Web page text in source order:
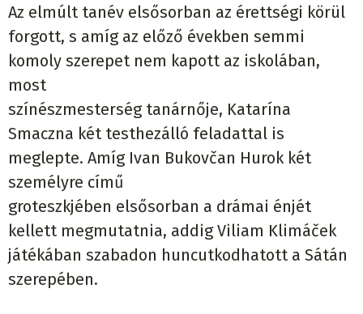
Az elmúlt tanév elsősorban az érettségi körül
forgott, s amíg az előző években semmi
komoly szerepet nem kapott az iskolában,
most
színészmesterség tanárnője, Katarína
Smaczna két testhezálló feladattal is
meglepte. Amíg Ivan Bukovčan Hurok két
személyre című
groteszkjében elsősorban a drámai énjét
kellett megmutatnia, addig Viliam Klimáček
játékában szabadon huncutkodhatott a Sátán
szerepében.